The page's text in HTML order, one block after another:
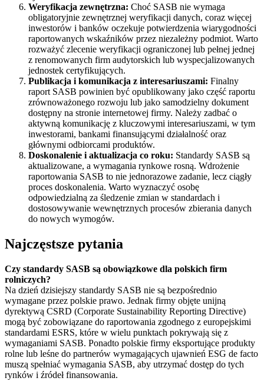
Weryfikacja zewnętrzna: Choć SASB nie wymaga
obligatoryjnie zewnętrznej weryfikacji danych, coraz więcej
inwestorów i banków oczekuje potwierdzenia wiarygodności
raportowanych wskaźników przez niezależny podmiot. Warto
rozważyć zlecenie weryfikacji ograniczonej lub pełnej jednej
z renomowanych firm audytorskich lub wyspecjalizowanych
jednostek certyfikujących.
Publikacja i komunikacja z interesariuszami: Finalny
raport SASB powinien być opublikowany jako część raportu
zrównoważonego rozwoju lub jako samodzielny dokument
dostępny na stronie internetowej firmy. Należy zadbać o
aktywną komunikację z kluczowymi interesariuszami, w tym
inwestorami, bankami finansującymi działalność oraz
głównymi odbiorcami produktów.
Doskonalenie i aktualizacja co roku: Standardy SASB są
aktualizowane, a wymagania rynkowe rosną. Wdrożenie
raportowania SASB to nie jednorazowe zadanie, lecz ciągły
proces doskonalenia. Warto wyznaczyć osobę
odpowiedzialną za śledzenie zmian w standardach i
dostosowywanie wewnętrznych procesów zbierania danych
do nowych wymogów.
Najczęstsze pytania
Czy standardy SASB są obowiązkowe dla polskich firm
rolniczych?
Na dzień dzisiejszy standardy SASB nie są bezpośrednio
wymagane przez polskie prawo. Jednak firmy objęte unijną
dyrektywą CSRD (Corporate Sustainability Reporting Directive)
mogą być zobowiązane do raportowania zgodnego z europejskimi
standardami ESRS, które w wielu punktach pokrywają się z
wymaganiami SASB. Ponadto polskie firmy eksportujące produkty
rolne lub leśne do partnerów wymagających ujawnień ESG de facto
muszą spełniać wymagania SASB, aby utrzymać dostęp do tych
rynków i źródeł finansowania.